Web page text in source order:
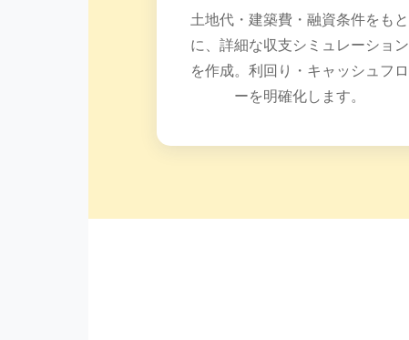
土地代・建築費・融資条件をもと
に、詳細な収支シミュレーション
を作成。利回り・キャッシュフロ
ーを明確化します。